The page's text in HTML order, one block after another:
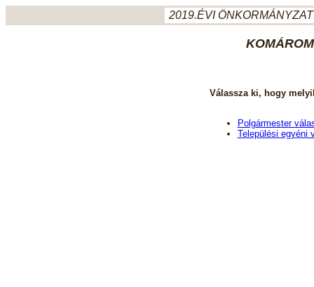
2019.ÉVI
Válassza ki, hogy
Polgármester
Települési egyéni